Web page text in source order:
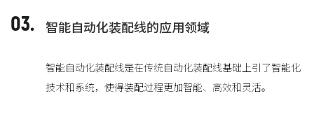
03. 智能自动化装配线的应用领域
智能自动化装配线是在传统自动化装配线基础上引了智能化
技术和系统，使得装配过程更加智能、高效和灵活。